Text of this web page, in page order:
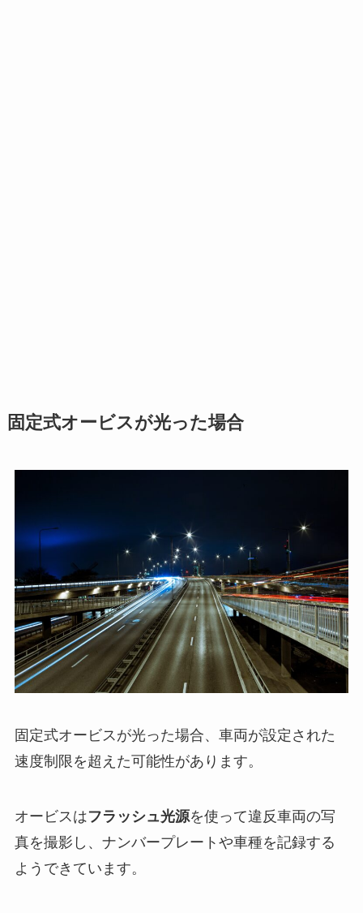
固定式オービスが光った場合
固定式オービスが光った場合、車両が設定された
速度制限を超えた可能性があります。
オービスはフラッシュ光源を使って違反車両の写
真を撮影し、ナンバープレートや車種を記録する
ようできています。